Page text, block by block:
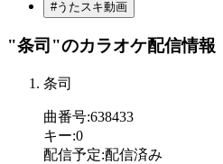
#うたスキ動画
"条司"のカラオケ配信情報
条司
曲番号:638433
キー:0
配信予定:配信済み